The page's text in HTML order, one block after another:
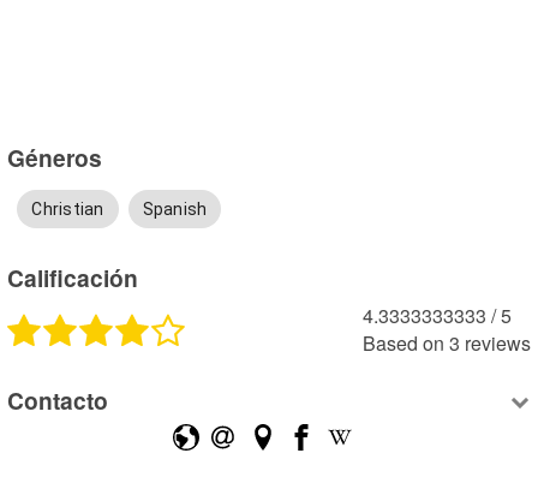
Géneros
Christian Spanish
Calificación
4.3333333333 /5
Based on 3 reviews
Contacto